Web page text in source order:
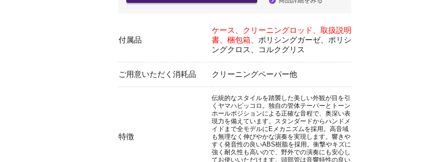
付属品
ケース、クリーニングロッド、取扱説明
書、梱包箱、 ポリシングガーゼ、ポリシ
ングクロス、コルクグリス
ご用意いただく消耗品 クリーニングペーパー他
特徴
伝統的なスタイルを踏襲した美しい外観が目を引
くヤマハピッコロ。独自の管体テーパーとトーン
ホールポジションによる正確な音程で、奥深い表
現力を備えています。スタンダードからハンドメ
イドまで全モデルにEメカニズムを採用。高音域
も無理なく伸びやかな演奏を実現します。響きや
すく発音性の良いABS樹脂を採用。衝撃やキズに
強く耐久性も高いので、野外での演奏にも安心し
てお使いいただけます。頭部管は音響特性の良い